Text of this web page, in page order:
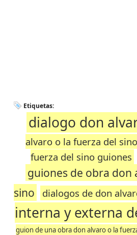
Etiquetas:
dialogo don
alvaro o la fuerza del sino
fuerza del sino guiones
guiones de obra don
sino
dialogos de don
interna y externa
guion de una obra don alvaro o la